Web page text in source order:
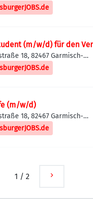
Deutschland
(m/w/d) für den
18, 82467 Garmisch-
Deutschland
(m/w/d)
18, 82467 Garmisch-
Deutschland
1 / 2